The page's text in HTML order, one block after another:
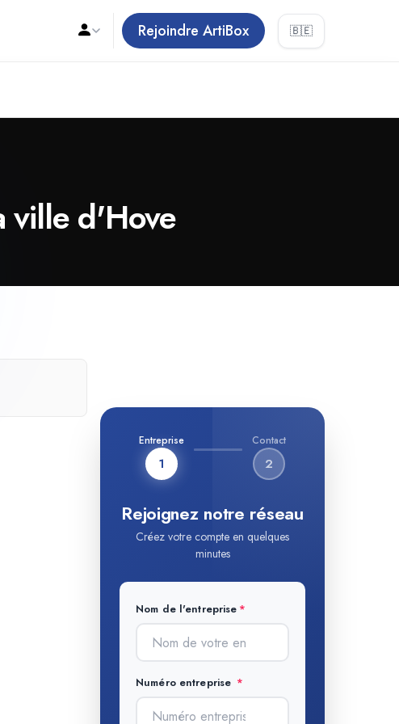
Rejoindre ArtiBox 🇧🇪
ville d'Hove
Entreprise
1
Contact
2
Rejoignez notre réseau
Créez votre compte en quelques
minutes
Nom de l'entreprise
Numéro entreprise